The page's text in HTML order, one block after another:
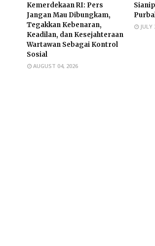
Kemerdekaan RI: Pers
Jangan Mau Dibungkam,
Tegakkan Kebenaran,
Keadilan, dan Kesejahteraan
Wartawan Sebagai Kontrol
Sosial
AUGUST 04, 2026
JULY